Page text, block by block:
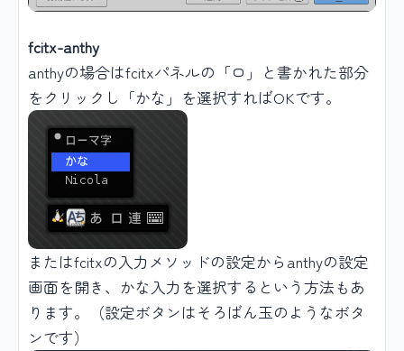
fcitx-anthy
anthyの場合はfcitxパネルの「ロ」と書かれた部分
をクリックし「かな」を選択すればOKです。
またはfcitxの入力メソッドの設定からanthyの設定
画面を開き、かな入力を選択するという方法もあ
ります。（設定ボタンはそろばん玉のようなボタ
ンです）